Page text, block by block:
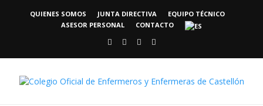
QUIENES SOMOS JUNTA DIRECTIVA
EQUIPO TÉCNICO
ASESOR PERSONAL
CONTACTO